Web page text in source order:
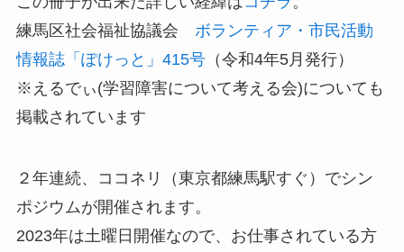
練馬区社会福祉協議会 ボランティア・市民活動
情報誌「ぽけっと」415号（令和4年5月発行）
※えるでぃ(学習障害について考える会)についても
掲載されています
２年連続、ココネリ（東京都練馬駅すぐ）でシン
ポジウムが開催されます。
2023年は土曜日開催なので、お仕事されている方